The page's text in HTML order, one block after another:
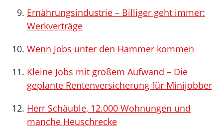
Ernährungsindustrie – Billiger geht immer:
Werkverträge
Wenn Jobs unter den Hammer kommen
Kleine Jobs mit großem Aufwand – Die
geplante Rentenversicherung für Minijobber
Herr Schäuble, 12.000 Wohnungen und
manche Heuschrecke